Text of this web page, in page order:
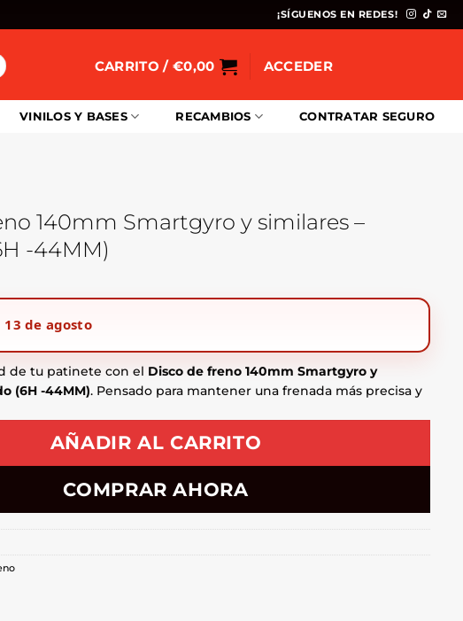
¡SÍGUENOS EN REDES!
CARRITO / €0,00 ACCEDER
VINILOS Y BASES RECAMBIOS CONTRATAR SEGURO
140mm Smartgyro y similares –
-44MM)
13 de agosto
de tu patinete con el Disco de freno 140mm Smartgyro y
(6H -44MM). Pensado para mantener una frenada más precisa y
AÑADIR AL CARRITO
COMPRAR AHORA